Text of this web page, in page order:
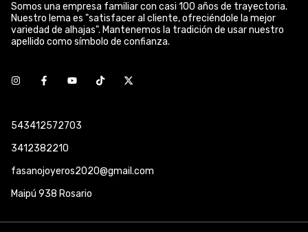
Somos una empresa familiar con casi 100 años de trayectoria.
Nuestro lema es "satisfacer al cliente, ofreciéndole la mejor
variedad de alhajas". Mantenemos la tradición de usar nuestro
apellido como símbolo de confianza.
543412572703
3412382210
fasanojoyeros2020@gmail.com
Maipú 938 Rosario